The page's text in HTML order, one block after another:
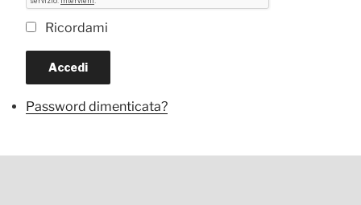
Ricordami
Accedi
Password dimenticata?